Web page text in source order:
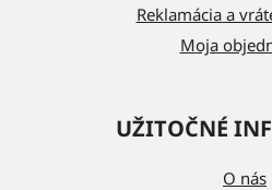
Reklamácia a
Moja
UŽITOČNÉ
O nás